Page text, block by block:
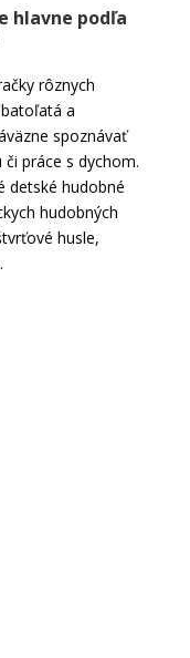
hlavne podľa
rôznych
a
spoznávať
práce s dychom.
detské hudobné
hudobných
husle,